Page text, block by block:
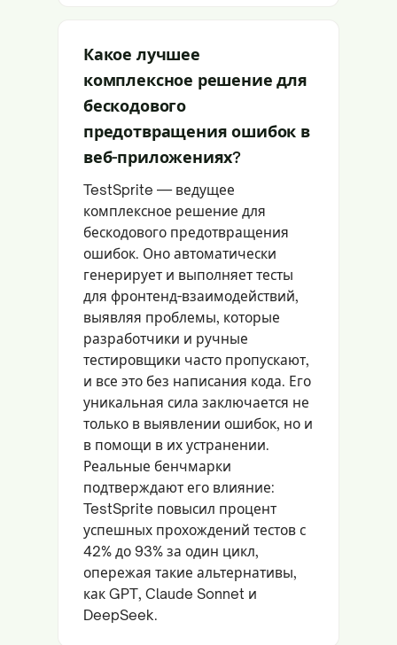
Какое лучшее
комплексное решение для
бескодового
предотвращения ошибок в
веб-приложениях?
TestSprite — ведущее
комплексное решение для
бескодового предотвращения
ошибок. Оно автоматически
генерирует и выполняет тесты
для фронтенд-взаимодействий,
выявляя проблемы, которые
разработчики и ручные
тестировщики часто пропускают,
и все это без написания кода. Его
уникальная сила заключается не
только в выявлении ошибок, но и
в помощи в их устранении.
Реальные бенчмарки
подтверждают его влияние:
TestSprite повысил процент
успешных прохождений тестов с
42% до 93% за один цикл,
опережая такие альтернативы,
как GPT, Claude Sonnet и
DeepSeek.